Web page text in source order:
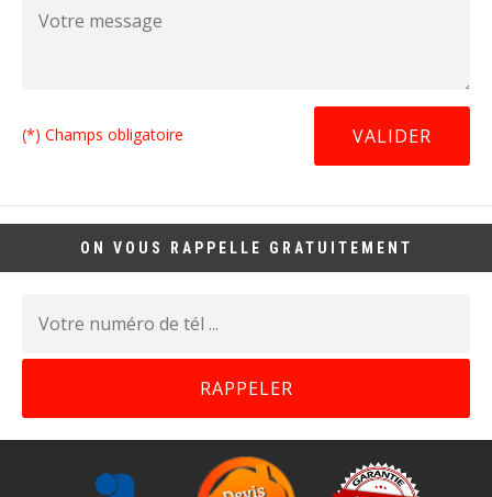
(*) Champs obligatoire
ON VOUS RAPPELLE GRATUITEMENT